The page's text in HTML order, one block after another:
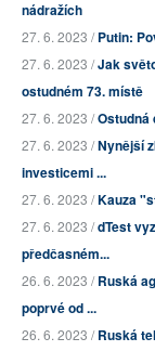
nádražích
27. 6. 2023 /Putin:
27. 6. 2023 /Jak
ostudném 73. místě
27. 6. 2023 /Ostudná
27. 6. 2023 /Nynější
investicemi ...
27. 6. 2023 /Kauza
27. 6. 2023 /dTest
předčasném...
26. 6. 2023 /Ruská
poprvé od ...
26. 6. 2023 /Ruská